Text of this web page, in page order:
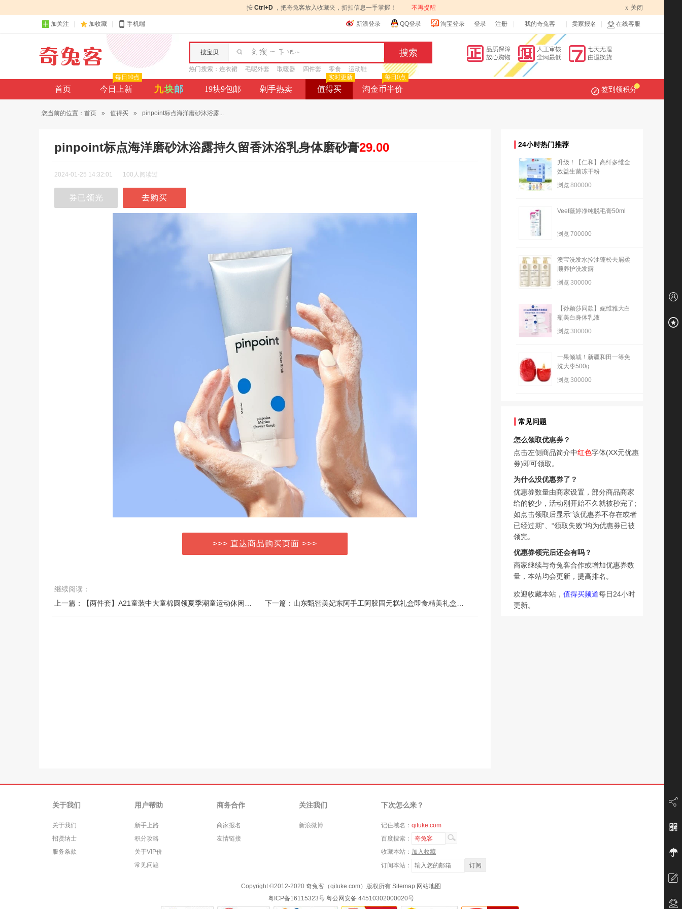
按 Ctrl+D ，把奇兔客放入收藏夹，折扣信息一手掌握！ 不再提醒 x 关闭
加关注 加收藏 手机端 新浪登录 QQ登录 淘宝登录 登录 注册 我的奇兔客 卖家报名 在线客服
搜宝贝
热门搜索： 连衣裙 毛呢外套 取暖器 四件套 零食 运动鞋
首页 今日上新
每日10点
九块邮 19块9包邮 剁手热卖 值得买
实时更新
淘金币半价
每日0点
签到领积分
您当前的位置： 首页 » 值得买 » pinpoint标点海洋磨砂沐浴露...
pinpoint标点海洋磨砂沐浴露持久留香沐浴乳身体磨砂膏29.00
2024-01-25 14:32:01 100人阅读过
券已领光 去购买
>>> 直达商品购买页面 >>>
继续阅读：
24小时热门推荐
升级！【仁和】高纤多维全
效益生菌冻干粉
浏览800000
Veet薇婷净纯脱毛膏50ml
浏览700000
澳宝洗发水控油蓬松去屑柔
顺养护洗发露
浏览300000
【孙颖莎同款】妮维雅大白
瓶美白身体乳液
浏览300000
一果倾城！新疆和田一等免
洗大枣500g
浏览300000
常见问题
怎么领取优惠券？
点击左侧商品简介中红色字体(XX元优惠
券)即可领取。
为什么没优惠券了？
优惠券数量由商家设置，部分商品商家
给的较少，活动刚开始不久就被秒完了;
如点击领取后显示“该优惠券不存在或者
已经过期”、“领取失败”均为优惠券已被
领完。
优惠券领完后还会有吗？
商家继续与奇兔客合作或增加优惠券数
量，本站均会更新，提高排名。
欢迎收藏本站， 值得买频道每日24小时
更新。
关于我们
关于我们
招贤纳士
服务条款
用户帮助
新手上路
积分攻略
关于VIP价
常见问题
商务合作
商家报名
友情链接
关注我们
新浪微博
下次怎么来？
记住域名： qituke.com
百度搜索：
奇兔客
收藏本站： 加入收藏
订阅本站：
Copyright ©2012-2020 奇兔客（qituke.com）版权所有 Sitemap 网站地图
粤ICP备16115323号 粤公网安备 44510302000020号